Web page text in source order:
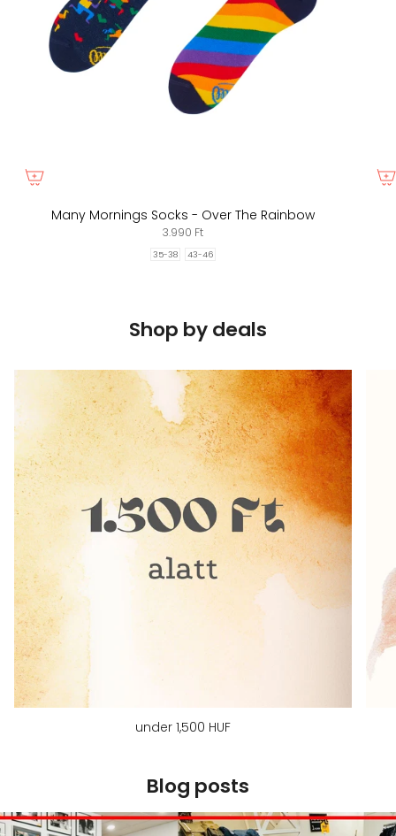
Many Mornings Socks - Over The Rainbow
3.990 Ft
35-38 43-46
Shop by deals
under 1,500 HUF
Blog posts